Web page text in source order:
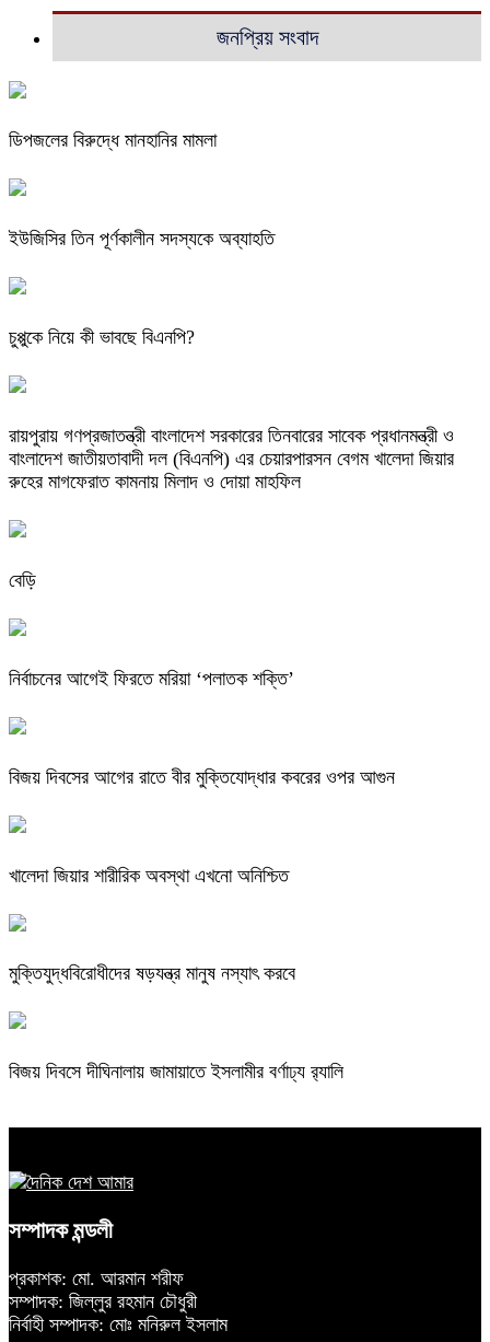
জনপ্রিয় সংবাদ
ডিপজলের বিরুদ্ধে মানহানির মামলা
ইউজিসির তিন পূর্ণকালীন সদস্যকে অব্যাহতি
চুপ্পুকে নিয়ে কী ভাবছে বিএনপি?
রায়পুরায় গণপ্রজাতন্ত্রী বাংলাদেশ সরকারের তিনবারের সাবেক প্রধানমন্ত্রী ও
বাংলাদেশ জাতীয়তাবাদী দল (বিএনপি) এর চেয়ারপারসন বেগম খালেদা জিয়ার
রুহের মাগফেরাত কামনায় মিলাদ ও দোয়া মাহফিল
বেড়ি
নির্বাচনের আগেই ফিরতে মরিয়া ‘পলাতক শক্তি’
বিজয় দিবসের আগের রাতে বীর মুক্তিযোদ্ধার কবরের ওপর আগুন
খালেদা জিয়ার শারীরিক অবস্থা এখনো অনিশ্চিত
মুক্তিযুদ্ধবিরোধীদের ষড়যন্ত্র মানুষ নস্যাৎ করবে
বিজয় দিবসে দীঘিনালায় জামায়াতে ইসলামীর বর্ণাঢ্য র‍্যালি
সম্পাদক মন্ডলী
প্রকাশক: মো. আরমান শরীফ
সম্পাদক: জিল্লুর রহমান চৌধুরী
নির্বাহী সম্পাদক: মোঃ মনিরুল ইসলাম